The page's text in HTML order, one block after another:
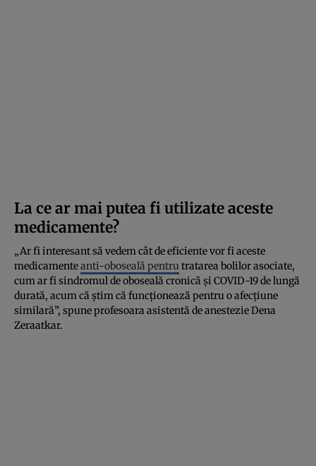
La ce ar mai putea fi utilizate aceste
medicamente?
„Ar fi interesant să vedem cât de eficiente vor fi aceste
medicamenteanti-oboseală pentru tratarea bolilor asociate,
cum ar fi sindromul de oboseală cronică și COVID-19 de lungă
durată, acum că știm că funcționează pentru o afecțiune
similară”, spune profesoara asistentă de anestezie Dena
Zeraatkar.